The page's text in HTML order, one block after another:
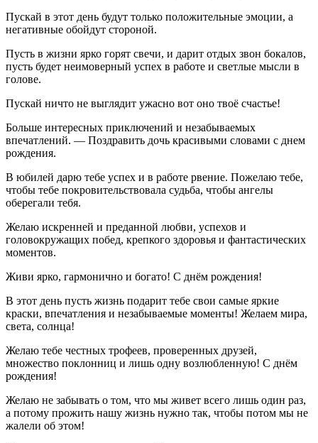
Пускай в этот день будут только положительные эмоции, а
негативные обойдут стороной.
Пусть в жизни ярко горят свечи, и дарит отдых звон бокалов,
пусть будет неимоверный успех в работе и светлые мысли в
голове.
Пускай ничто не выглядит ужасно вот оно твоё счастье!
Больше интересных приключений и незабываемых
впечатлений. — Поздравить дочь красивыми словами с днем
рождения.
В юбилей дарю тебе успех и в работе рвение. Пожелаю тебе,
чтобы тебе покровительствовала судьба, чтобы ангелы
оберегали тебя.
Желаю искренней и преданной любви, успехов и
головокружащих побед, крепкого здоровья и фантастических
моментов.
Живи ярко, гармонично и богато! С днём рождения!
В этот день пусть жизнь подарит тебе свои самые яркие
краски, впечатления и незабываемые моменты! Желаем мира,
света, солнца!
Желаю тебе честных трофеев, проверенных друзей,
множество поклонниц и лишь одну возлюбленную! С днём
рождения!
Желаю не забывать о том, что мы живет всего лишь один раз,
а потому прожить нашу жизнь нужно так, чтобы потом мы не
жалели об этом!